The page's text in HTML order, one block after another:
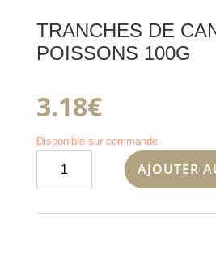
TRANCHES DE
POISSONS 100G
3.18€
Disponible sur commande
DE
AJOUTER